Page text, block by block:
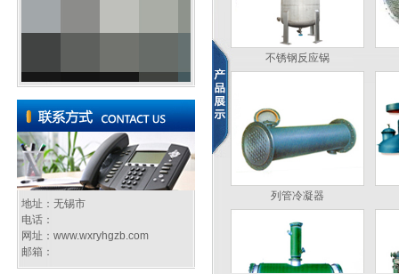
地址：无锡市
电话：
网址： www.wxryhgzb.com
邮箱：
不锈钢反应锅
列管冷凝器